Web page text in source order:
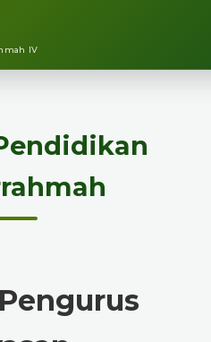
IV